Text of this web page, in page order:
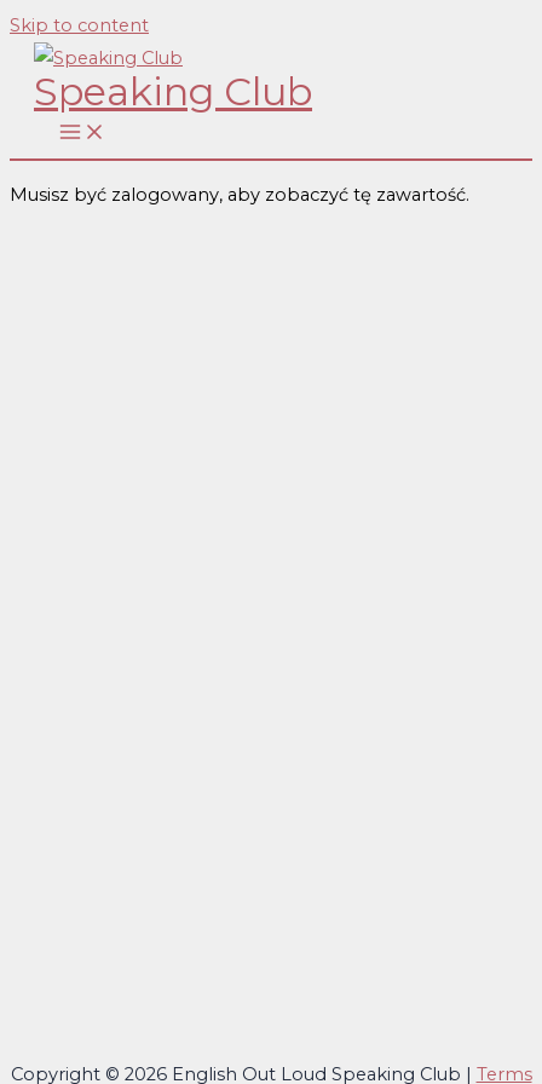
Skip to content
Speaking Club
Musisz być zalogowany, aby zobaczyć tę zawartość.
Copyright © 2026 English Out Loud Speaking Club | Terms